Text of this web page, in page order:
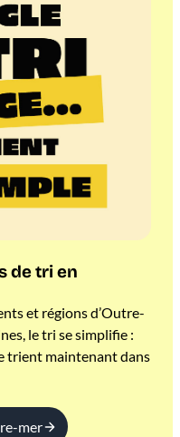
de tri en
et régions d’Outre-
le tri se simplifie :
trient maintenant dans
mer